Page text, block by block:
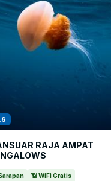
RAJA AMPAT
📶 WiFi Gratis